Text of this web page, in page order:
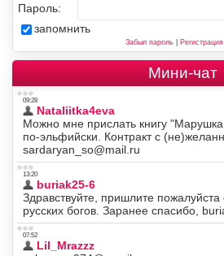
Пароль:
запомнить
Забыл пароль| Регистрация
Мини-чат